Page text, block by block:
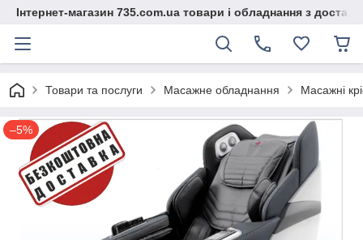
Інтернет-магазин 735.com.ua товари і обладнання з
Товари та послуги Масажне обладнання Масажні
–5%